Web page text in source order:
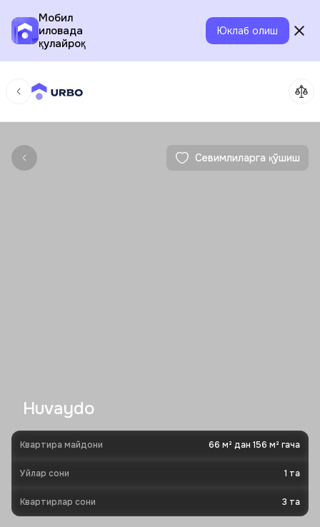
Мобил
иловада
қулайроқ
Юклаб олиш
Севимлиларга қўшиш
Huvaydo
Квартира майдони 66 м² дан 156 м² гача
Уйлар сони 1 та
Квартирлар сони 3 та